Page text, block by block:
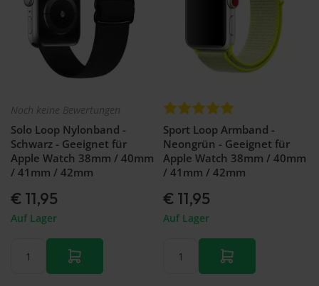
Noch keine Bewertungen
Solo Loop Nylonband -
Schwarz - Geeignet für
Apple Watch 38mm / 40mm
/ 41mm / 42mm
€ 11,95
Auf Lager
Sport Loop Armband -
Neongrün - Geeignet für
Apple Watch 38mm / 40mm
/ 41mm / 42mm
€ 11,95
Auf Lager